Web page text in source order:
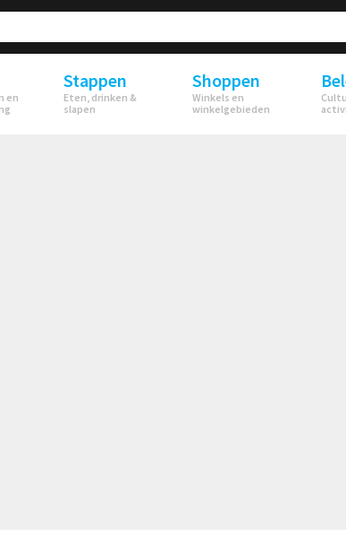
en
Stappen
Eten, drinken &
slapen
Shoppen
Winkels en
winkelgebieden